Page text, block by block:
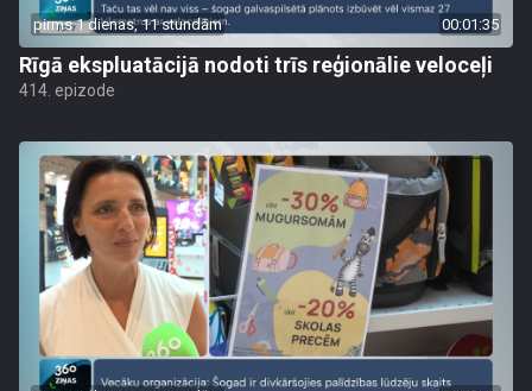
pirms 1 dienas, 11 stundām 00:01:35
Rīgā ekspluatācijā nodoti trīs reģionālie veloceļi
414. epizode